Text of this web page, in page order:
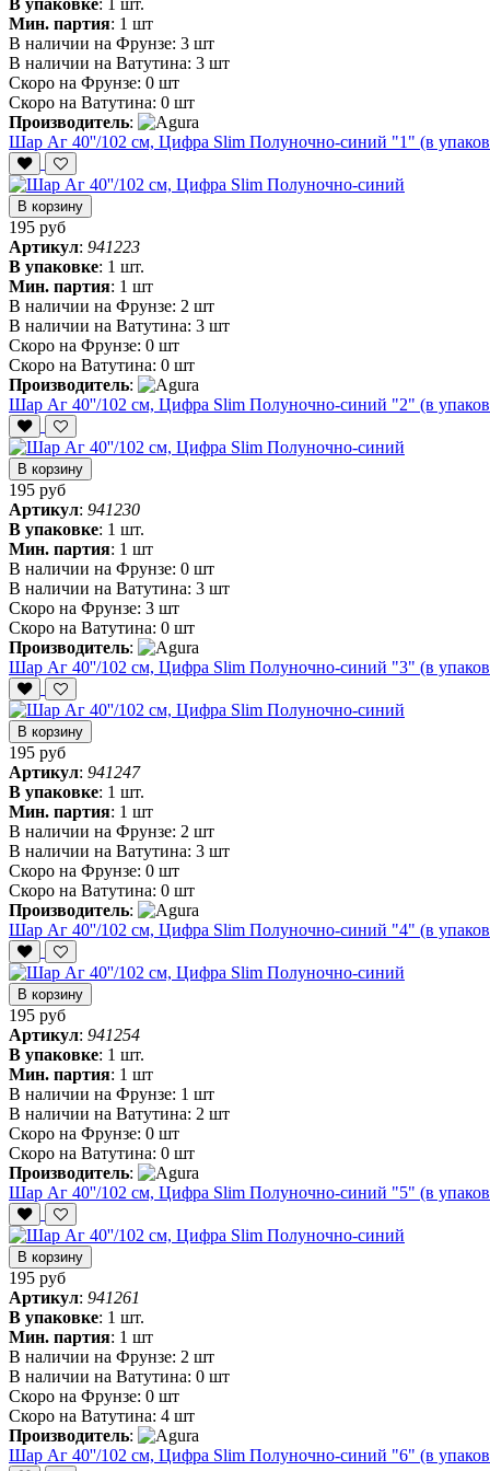
Мин. партия: 1 шт
В наличии на Фрунзе: 3 шт
В наличии на Ватутина: 3 шт
Скоро на Фрунзе: 0 шт
Скоро на Ватутина: 0 шт
Производитель:
Шар Аг 40''/102 см, Цифра Slim Полуночно-синий "1" (в
В корзину
195 руб
Артикул: 941223
В упаковке: 1 шт.
Мин. партия: 1 шт
В наличии на Фрунзе: 2 шт
В наличии на Ватутина: 3 шт
Скоро на Фрунзе: 0 шт
Скоро на Ватутина: 0 шт
Производитель:
Шар Аг 40''/102 см, Цифра Slim Полуночно-синий "2" (в
В корзину
195 руб
Артикул: 941230
В упаковке: 1 шт.
Мин. партия: 1 шт
В наличии на Фрунзе: 0 шт
В наличии на Ватутина: 3 шт
Скоро на Фрунзе: 3 шт
Скоро на Ватутина: 0 шт
Производитель:
Шар Аг 40''/102 см, Цифра Slim Полуночно-синий "3" (в
В корзину
195 руб
Артикул: 941247
В упаковке: 1 шт.
Мин. партия: 1 шт
В наличии на Фрунзе: 2 шт
В наличии на Ватутина: 3 шт
Скоро на Фрунзе: 0 шт
Скоро на Ватутина: 0 шт
Производитель:
Шар Аг 40''/102 см, Цифра Slim Полуночно-синий "4" (в
В корзину
195 руб
Артикул: 941254
В упаковке: 1 шт.
Мин. партия: 1 шт
В наличии на Фрунзе: 1 шт
В наличии на Ватутина: 2 шт
Скоро на Фрунзе: 0 шт
Скоро на Ватутина: 0 шт
Производитель:
Шар Аг 40''/102 см, Цифра Slim Полуночно-синий "5" (в
В корзину
195 руб
Артикул: 941261
В упаковке: 1 шт.
Мин. партия: 1 шт
В наличии на Фрунзе: 2 шт
В наличии на Ватутина: 0 шт
Скоро на Фрунзе: 0 шт
Скоро на Ватутина: 4 шт
Производитель:
Шар Аг 40''/102 см, Цифра Slim Полуночно-синий "6" (в